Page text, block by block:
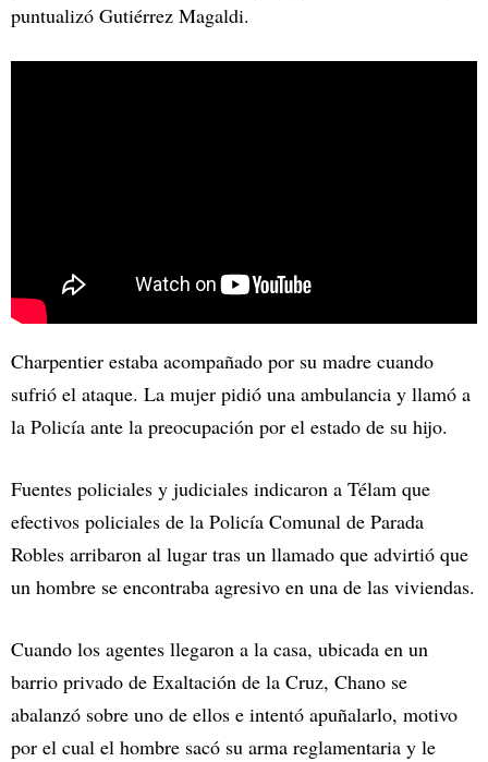
puntualizó Gutiérrez Magaldi.
Charpentier estaba acompañado por su madre cuando
sufrió el ataque. La mujer pidió una ambulancia y llamó a
la Policía ante la preocupación por el estado de su hijo.
Fuentes policiales y judiciales indicaron a Télam que
efectivos policiales de la Policía Comunal de Parada
Robles arribaron al lugar tras un llamado que advirtió que
un hombre se encontraba agresivo en una de las viviendas.
Cuando los agentes llegaron a la casa, ubicada en un
barrio privado de Exaltación de la Cruz, Chano se
abalanzó sobre uno de ellos e intentó apuñalarlo, motivo
por el cual el hombre sacó su arma reglamentaria y le